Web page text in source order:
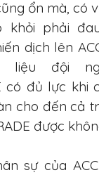
ổn mà, có
khỏi phải
dịch lên
liệu đội
có đủ lực khi
cho đến cả
được
sự của